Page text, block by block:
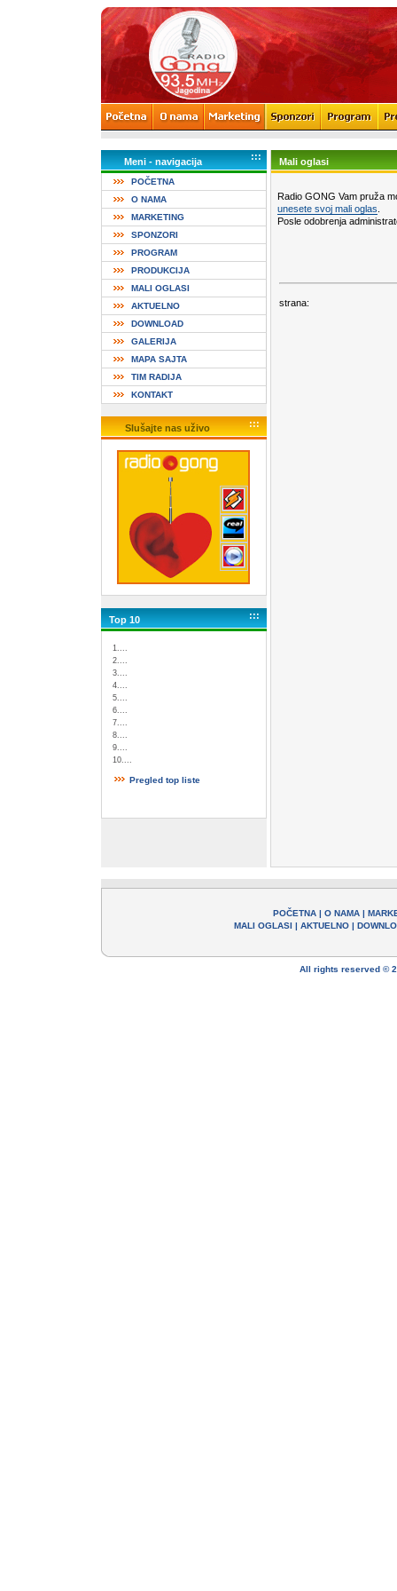
Meni - navigacija :::
POČETNA
O NAMA
MARKETING
SPONZORI
PROGRAM
PRODUKCIJA
MALI OGLASI
AKTUELNO
DOWNLOAD
GALERIJA
MAPA SAJTA
TIM RADIJA
KONTAKT
Slušajte nas uživo :::
Top 10 :::
1....
2....
3....
4....
5....
6....
7....
8....
9....
10....
Pregled top liste
Mali oglasi
Radio GONG Vam pruža
unesete svoj mali oglas
Posle odobrenja
strana:
POČETNA | O NAMA|
MALI OGLASI | AKTUELNO |
All rights reserved ©